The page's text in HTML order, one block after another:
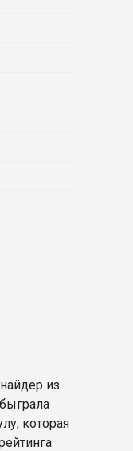
из
которая